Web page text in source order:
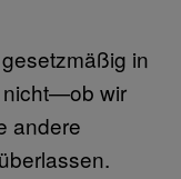
in
nicht—ob wir
andere